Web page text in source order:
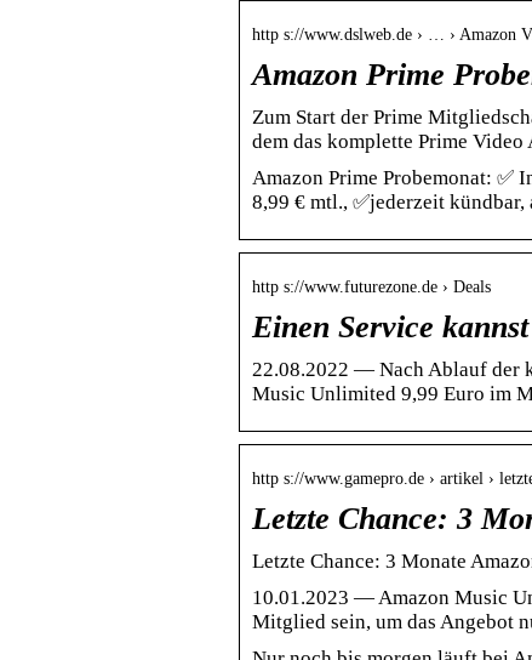
http s://www.dslweb.de › … › Amazon
Amazon Prime
Zum Start der Prime
dem das komplette Prime
Amazon Prime Probemonat: ✅
8,99 € mtl., ✅jederzeit kündbar,
http s://www.futurezone.de › Deals
Einen Service
22.08.2022 — Nach Ablauf der
Music Unlimited 9,99 Euro im
http s://www.gamepro.de › artikel ›
Letzte Chance: 3
Letzte Chance: 3 Monate
10.01.2023 — Amazon Music
Mitglied sein, um das Angebot